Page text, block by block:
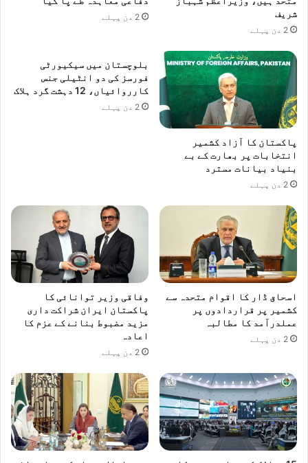
شریف
2 دن پہلے
2 دن پہلے
پاکستان کا آزاد کشمیر
انتخابات پر بھارت کے بے
بنیاد بیانات مسترد
2 دن پہلے
بلوچستان میں سیکیورٹی
فورسز کی دو انٹیلی جنس
کارروائیاں، 12 دہشت گرد ہلاک
2 دن پہلے
اسحاق ڈار کا اقوام متحدہ سے
کشمیر پر قراردادوں پر
عملدرآمد کا مطالبہ
2 دن پہلے
وفاقی وزیر توانائی کا
پاکستان ایران شراکت داری
مزید مضبوط بنانے کے عزم کا
اعادہ
2 دن پہلے